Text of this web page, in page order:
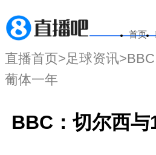
首页
直播首页>足球资讯
葡体一年
BBC：切尔西与